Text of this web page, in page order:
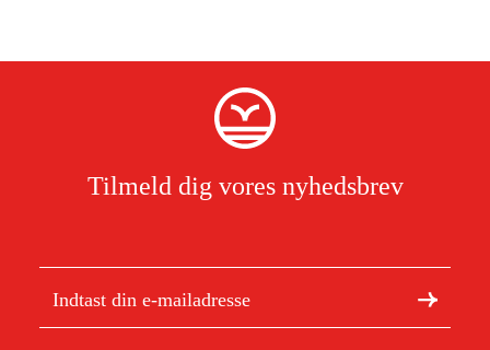
Tilmeld dig vores nyhedsbrev